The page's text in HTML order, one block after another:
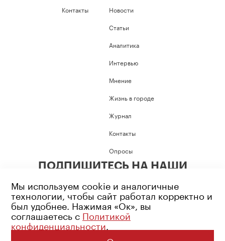
Контакты
Новости
Статьи
Аналитика
Интервью
Мнение
Жизнь в городе
Журнал
Контакты
Опросы
ПОДПИШИТЕСЬ НА НАШИ
Возрастное ограничение: 16+
Политика конфиденциальности
Мы используем cookie и аналогичные
технологии, чтобы сайт работал корректно и
был удобнее. Нажимая «Ок», вы
соглашаетесь с Политикой
конфиденциальности.